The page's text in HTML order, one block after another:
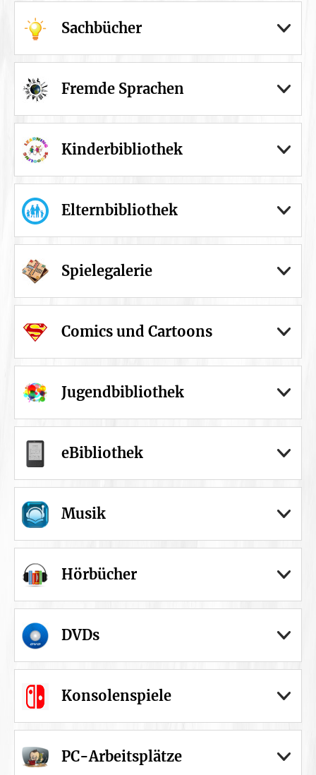
Sachbücher
Fremde Sprachen
Kinderbibliothek
Elternbibliothek
Spielegalerie
Comics und Cartoons
Jugendbibliothek
eBibliothek
Musik
Hörbücher
DVDs
Konsolenspiele
PC-Arbeitsplätze